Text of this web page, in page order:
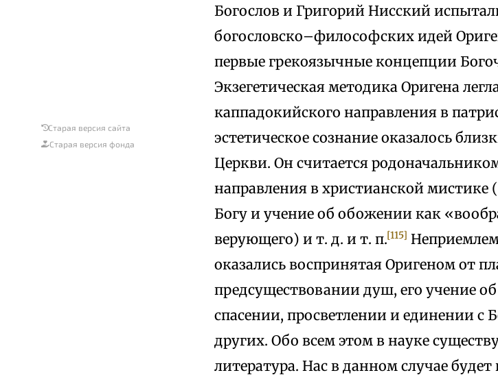
Старая версия сайта
Старая версия фонда
Богослов и Григорий Нисский
богословско–философских идей
первые грекоязычные концепции
Экзегетическая методика Оригена
каппадокийского направления в
эстетическое сознание оказалось
Церкви. Он считается
направления в христианской
Богу и учение об обожении как
верующего) и т. д. и т. п.[115]
оказались воспринятая Оригеном от
предсуществовании душ, его учение
спасении, просветлении и единении с
других. Обо всем этом в науке
литература. Нас в данном случае будет